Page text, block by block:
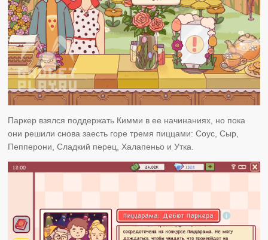
Паркер взялся поддержать Кимми в ее начинаниях, но пока
они решили снова заесть горе тремя пиццами: Соус, Сыр,
Пепперони, Сладкий перец, Халапеньо и Утка.